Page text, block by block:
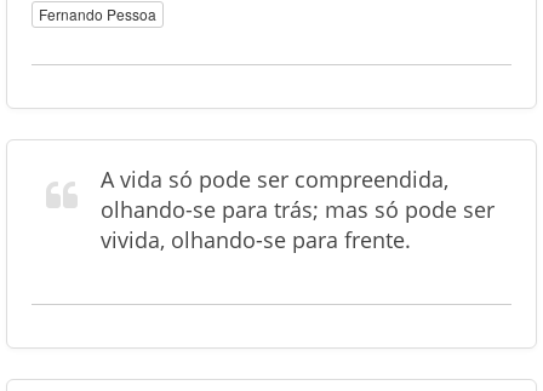
Fernando Pessoa
A vida só pode ser compreendida,
olhando-se para trás; mas só pode ser
vivida, olhando-se para frente.